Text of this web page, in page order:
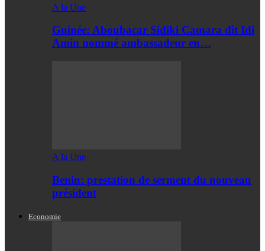
A la Une
Guinée: Aboubacar Sidiki Camara dit Idi
Amin nommé ambassadeur en…
A la Une
Benin: prestation de serment du nouveau
président
Economie